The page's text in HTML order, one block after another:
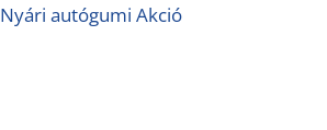
Nyári autógumi Akció